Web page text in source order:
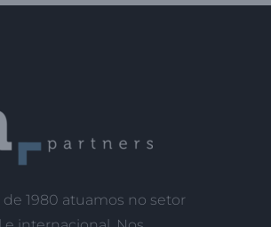
1980 atuamos no setor